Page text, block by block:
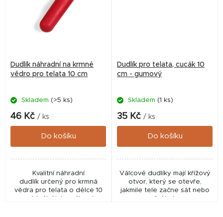
Dudlík náhradní na krmné
vědro pro telata 10 cm
Skladem (>5 ks)
46 Kč / ks
Do košíku
Kvalitní náhradní
dudlík určený pro krmná
vědra pro telata o délce 10
Dudlík pro telata, cucák 10
cm - gumový
Skladem (1 ks)
35 Kč / ks
Do košíku
Válcové dudlíky mají křížový
otvor, který se otevře,
jakmile tele začne sát nebo